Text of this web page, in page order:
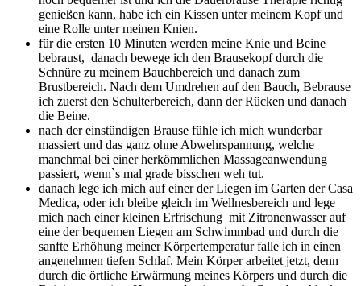
genießen kann, habe ich ein Kissen unter meinem Kopf und
eine Rolle unter meinen Knien.
für die ersten 10 Minuten werden meine Knie und Beine
bebraust, danach bewege ich den Brausekopf durch die
Schnüre zu meinem Bauchbereich und danach zum
Brustbereich. Nach dem Umdrehen auf den Bauch, Bebrause
ich zuerst den Schulterbereich, dann der Rücken und danach
die Beine.
nach der einstündigen Brause fühle ich mich wunderbar
massiert und das ganz ohne Abwehrspannung, welche
manchmal bei einer herkömmlichen Massageanwendung
passiert, wenn`s mal grade bisschen weh tut.
danach lege ich mich auf einer der Liegen im Garten der Casa
Medica, oder ich bleibe gleich im Wellnesbereich und lege
mich nach einer kleinen Erfrischung mit Zitronenwasser auf
eine der bequemen Liegen am Schwimmbad und durch die
sanfte Erhöhung meiner Körpertemperatur falle ich in einen
angenehmen tiefen Schlaf. Mein Körper arbeitet jetzt, denn
durch die örtliche Erwärmung meines Körpers und durch die